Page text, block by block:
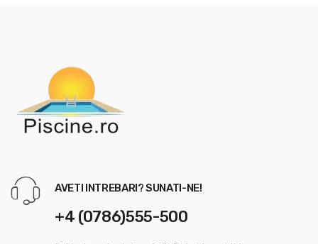
AVETI INTREBARI? SUNATI-NE!
+4 (0786)555-500